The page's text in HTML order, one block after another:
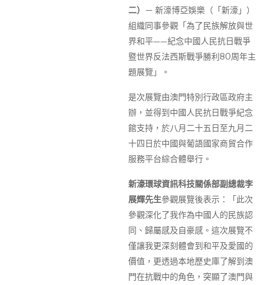
二）
－ 新濠博亞娛樂（「新濠」）
組織同事參觀「為了民族解放與世
界和平——紀念中國人民抗日戰爭
暨世界反法西斯戰爭勝利80周年主
題展覽」。
是次展覽由澳門特別行政區政府主
辦，並得到中國人民抗日戰爭紀念
館支持，於八月二十五日至九月二
十四日於中國與葡語國家商貿合作
服務平台綜合體舉行。
新濠環球資訊科技關係部副總裁李
展輝先生參觀展覽後表示：「此次
參觀深化了我作為中國人的民族認
同、歸屬感及自豪感。這次展覽不
僅讓我更深刻體會到和平及愛國的
價值，更透過本地歷史庫了解到澳
門在抗戰中的角色，突顯了澳門與